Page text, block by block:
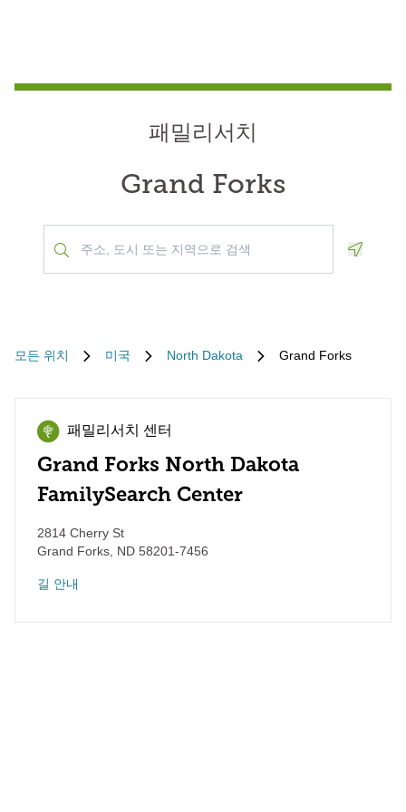
패밀리서치
Grand Forks
모든 위치 미국 North Dakota Grand Forks
패밀리서치 센터
Grand Forks North Dakota
FamilySearch Center
2814 Cherry St
Grand Forks ND 58201-7456
길 안내